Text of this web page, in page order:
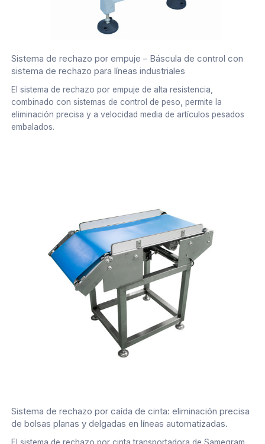
Sistema de rechazo por empuje – Báscula de control con
sistema de rechazo para líneas industriales
El sistema de rechazo por empuje de alta resistencia,
combinado con sistemas de control de peso, permite la
eliminación precisa y a velocidad media de artículos pesados
embalados.
Sistema de rechazo por caída de cinta: eliminación precisa
de bolsas planas y delgadas en líneas automatizadas.
El sistema de rechazo por cinta transportadora de Samegram